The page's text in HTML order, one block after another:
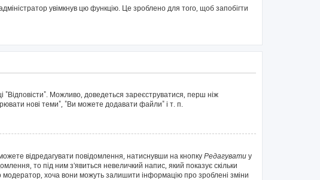
увімкнув цю функцію. Це зроблено для того, щоб запобігти
"Відповісти". Можливо, доведеться зареєструватися, перш ніж
нові теми", "Ви можете додавати файли" і т. п.
відредагувати повідомлення, натиснувши на кнопку Редагувати у
то під ним з'явиться невеличкий напис, який показує скільки
модератор, хоча вони можуть залишити інформацію про зроблені зміни